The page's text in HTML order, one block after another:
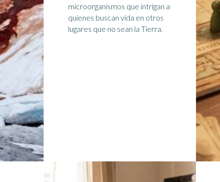
microorganismos que intrigan a
quienes buscan vida en otros
lugares que no sean la Tierra.